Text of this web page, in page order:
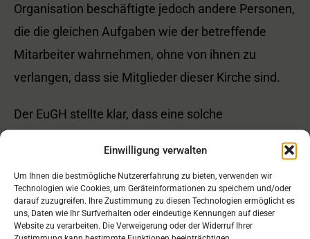
Einwilligung verwalten
Um Ihnen die bestmögliche Nutzererfahrung zu bieten, verwenden wir
Technologien wie Cookies, um Geräteinformationen zu speichern und/oder
darauf zuzugreifen. Ihre Zustimmung zu diesen Technologien ermöglicht es
uns, Daten wie Ihr Surfverhalten oder eindeutige Kennungen auf dieser
Website zu verarbeiten. Die Verweigerung oder der Widerruf Ihrer
Organisation beschäftigte jedoch andere Personen,
die die gleichen Aufgaben wie der betreffende
Mitarbeiter wahrnehmen, ohne von ihnen zu
verlangen, dass sie Mitglieder dieser Kirche sind.
Der EuGH stellte klar, dass eine solche
wenn sie nicht gerechtfertigt werden kann.
Maßgeblich ist, ob die religiöse Zugehörigkeit für
die konkrete Tätigkeit eine wesentliche,
rechtmäßige und gerechtfertigte berufliche